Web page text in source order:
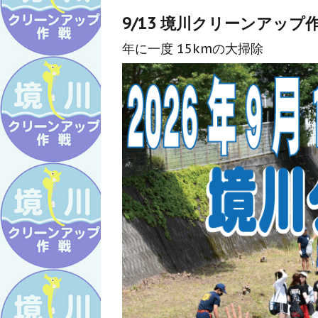
9/13 境川クリーンアップ
年に一度 15kmの大掃除